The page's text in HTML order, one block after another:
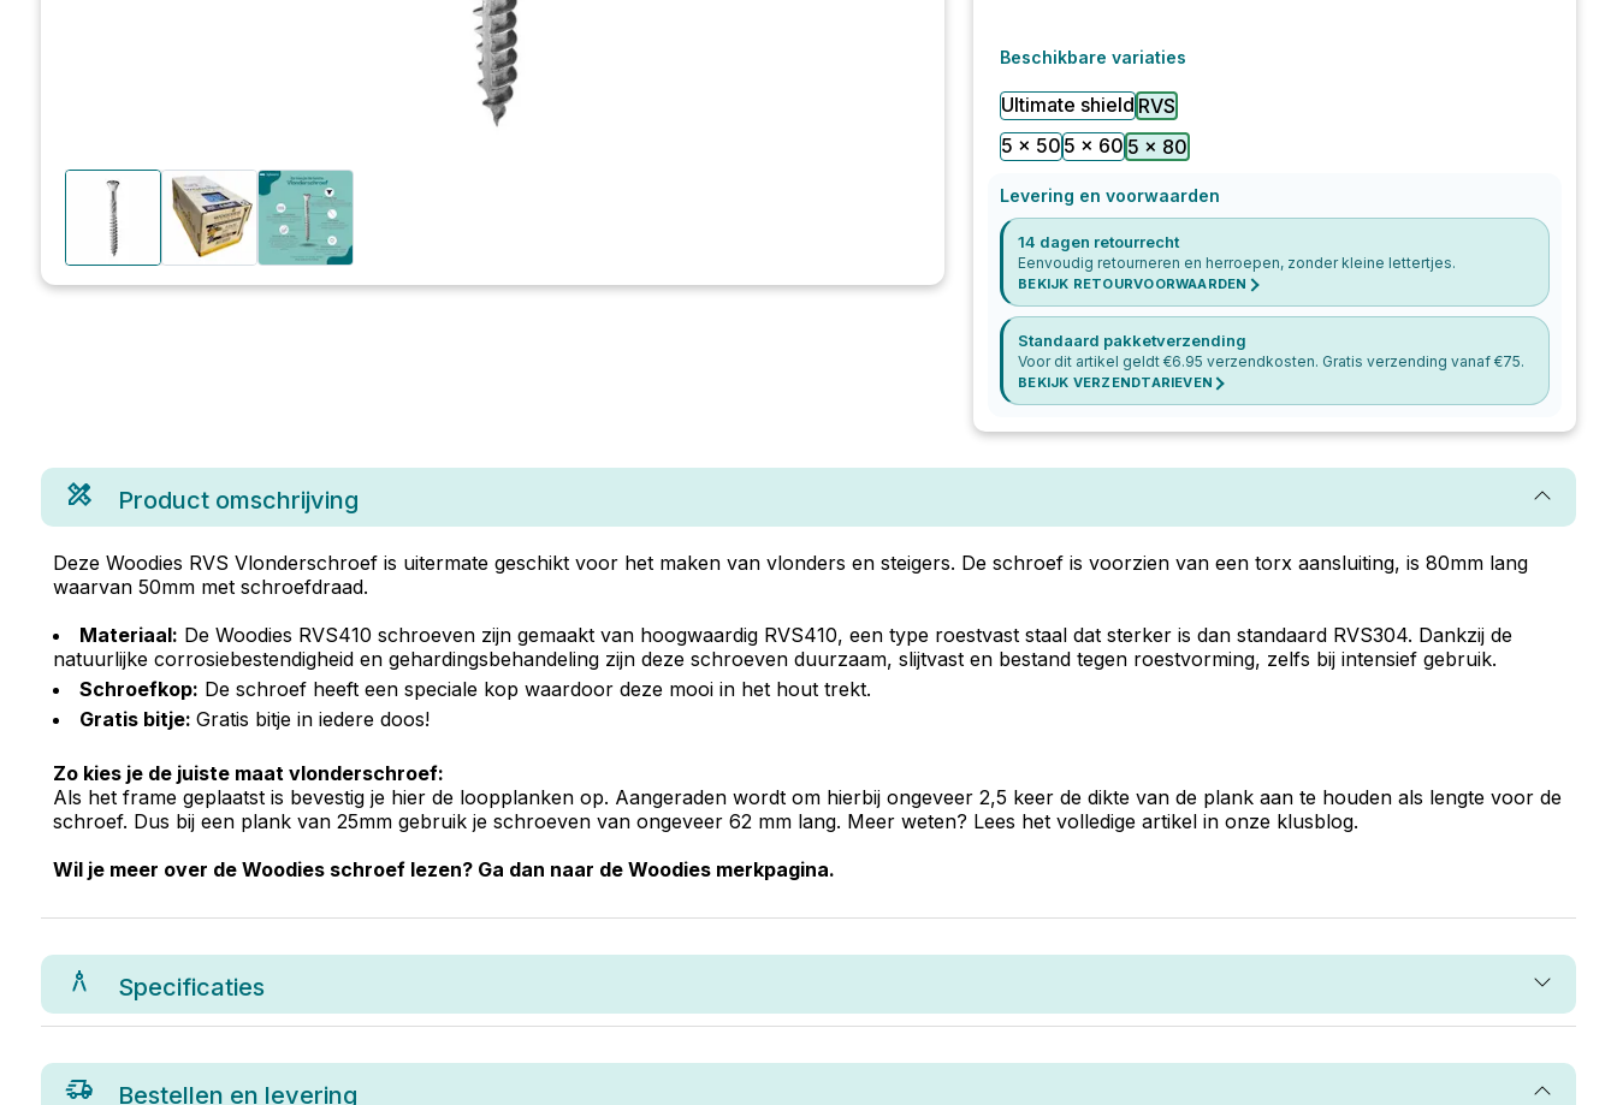
Beschikbare variaties
Ultimate shield RVS
5 x 50 5 x 60 5 x 80
Levering en voorwaarden
14 dagen retourrecht
Eenvoudig retourneren en herroepen, zonder kleine lettertjes.
BEKIJK RETOURVOORWAARDEN
Standaard pakketverzending
Voor dit artikel geldt €6.95 verzendkosten. Gratis verzending vanaf €75.
BEKIJK VERZENDTARIEVEN
Product omschrijving
Deze Woodies RVS Vlonderschroef is uitermate geschikt voor het maken van vlonders en steigers. De schroef is voorzien van een torx aansluiting, is 80mm lang
waarvan 50mm met schroefdraad.
Materiaal: De Woodies RVS410 schroeven zijn gemaakt van hoogwaardig RVS410, een type roestvast staal dat sterker is dan standaard RVS304. Dankzij de
natuurlijke corrosiebestendigheid en gehardingsbehandeling zijn deze schroeven duurzaam, slijtvast en bestand tegen roestvorming, zelfs bij intensief gebruik.
Schroefkop: De schroef heeft een speciale kop waardoor deze mooi in het hout trekt.
Gratis bitje: Gratis bitje in iedere doos!
Zo kies je de juiste maat vlonderschroef:
Als het frame geplaatst is bevestig je hier de loopplanken op. Aangeraden wordt om hierbij ongeveer 2,5 keer de dikte van de plank aan te houden als lengte voor de
schroef. Dus bij een plank van 25mm gebruik je schroeven van ongeveer 62 mm lang. Meer weten? Lees het volledige artikel in onze klusblog.
Wil je meer over de Woodies schroef lezen? Ga dan naar de Woodies merkpagina.
Specificaties
Bestellen en levering